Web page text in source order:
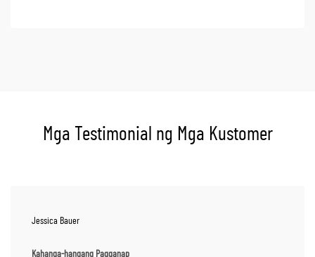
Mga Testimonial ng Mga Kustomer
Jessica Bauer
Kahanga-hangang Pagganap